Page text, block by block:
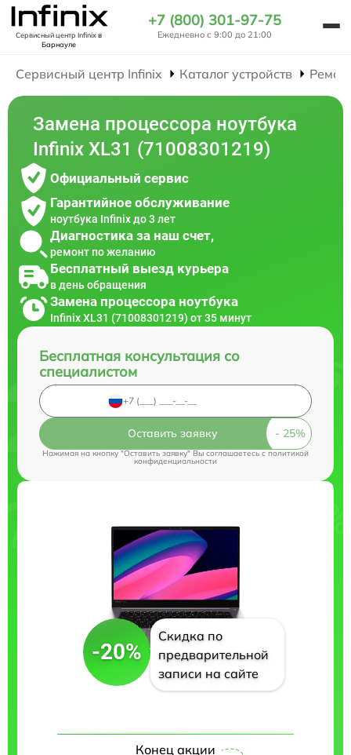
Сервисный центр Infinixв
Барнауле
+7 (800) 301-97-75
Ежедневно с 9:00 до 21:00
Сервисный центр Infinix Каталог устройств
Замена процессора ноутбука
Infinix XL31 (71008301219)
Официальный сервис
Гарантийное обслуживание
ноутбука Infinix до 3 лет
Диагностика за наш счет,
ремонт по желанию
Бесплатный выезд курьера
в день обращения
Замена процессора ноутбука
Infinix XL31 (71008301219) от 35 минут
Бесплатная консультация со
специалистом
Оставить заявку
Нажимая на кнопку "Оставить заявку" Вы соглашаетесь cполитикой
конфиденциальности
-20%
Скидка по
предварительной
записи на сайте
Конец акции